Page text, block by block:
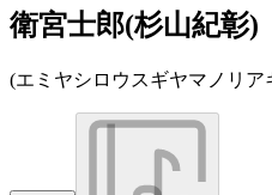
衛宮士郎(杉山紀彰)
(エミヤシロウスギヤマノリア